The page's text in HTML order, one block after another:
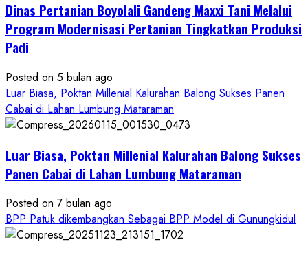
Boyolali
Gelar
Singkong
Wujudkan
Ketahanan
Pangan
Petani
Dinas Pertanian Boyolali Gandeng Maxxi Tani Melalui
Program Modernisasi Pertanian Tingkatkan Produksi
Padi
Posted on 5 bulan ago
Luar Biasa, Poktan Millenial Kalurahan Balong Sukses Panen
Cabai di Lahan Lumbung Mataraman
Luar Biasa, Poktan Millenial Kalurahan Balong Sukses
Panen Cabai di Lahan Lumbung Mataraman
Posted on 7 bulan ago
BPP Patuk dikembangkan Sebagai BPP Model di Gunungkidul